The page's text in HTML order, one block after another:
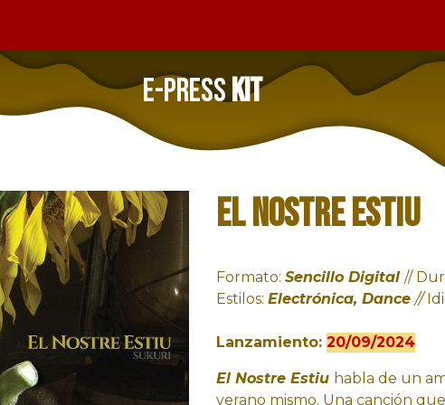
E-PRESSKIT
El Nostre Estiu
Formato: Sencillo Digital //
Estilos: Electrónica, Dance//
Lanzamiento: 20/09/2024
El Nostre Estiu habla de un
verano mismo. Una canción